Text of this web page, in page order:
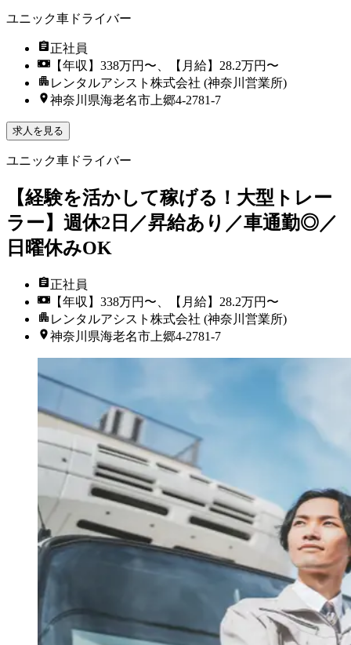
ユニック車ドライバー
正社員
【年収】338万円〜、【月給】28.2万円〜
レンタルアシスト株式会社 (神奈川営業所)
神奈川県海老名市上郷4-2781-7
求人を見る
ユニック車ドライバー
【経験を活かして稼げる！大型トレー
ラー】週休2日／昇給あり／車通勤◎／
日曜休みOK
正社員
【年収】338万円〜、【月給】28.2万円〜
レンタルアシスト株式会社 (神奈川営業所)
神奈川県海老名市上郷4-2781-7